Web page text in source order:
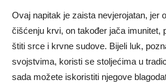
Ovaj napitak je zaista nevjerojatan, jer
čišćenju krvi, on također jača imunitet,
štiti srce i krvne sudove. Bijeli luk,
svojstvima, koristi se stoljećima u
sada možete iskoristiti njegove